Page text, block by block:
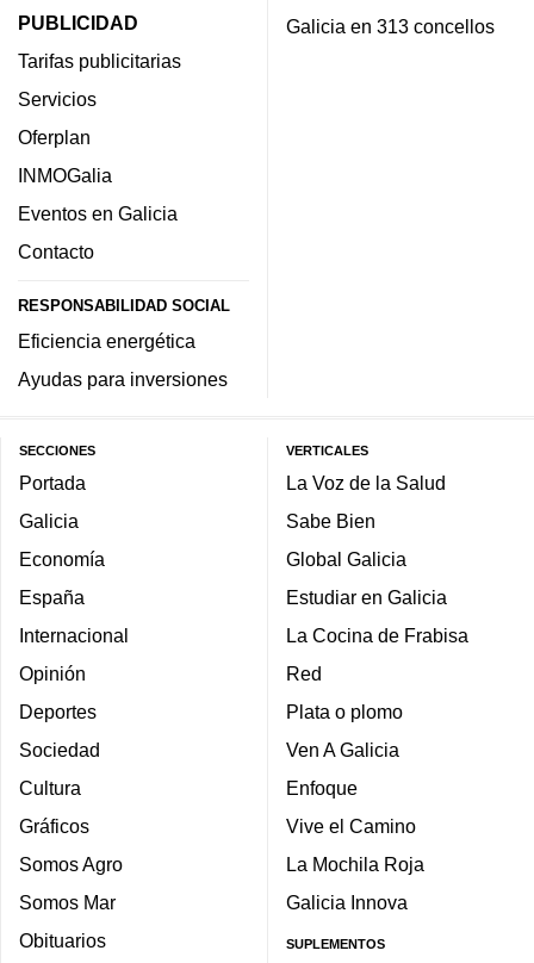
PUBLICIDAD
Tarifas publicitarias
Servicios
Oferplan
INMOGalia
Eventos en Galicia
Contacto
RESPONSABILIDAD SOCIAL
Eficiencia energética
Ayudas para inversiones
Galicia en 313 concellos
SECCIONES
Portada
Galicia
Economía
España
Internacional
Opinión
Deportes
Sociedad
Cultura
Gráficos
Somos Agro
Somos Mar
Obituarios
VERTICALES
La Voz de la Salud
Sabe Bien
Global Galicia
Estudiar en Galicia
La Cocina de Frabisa
Red
Plata o plomo
Ven A Galicia
Enfoque
Vive el Camino
La Mochila Roja
Galicia Innova
SUPLEMENTOS